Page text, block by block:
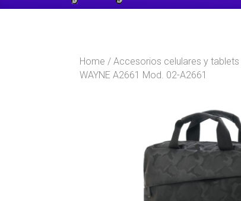
Home /Accesorios celulares y tablets
WAYNE A2661 Mod. 02-A2661